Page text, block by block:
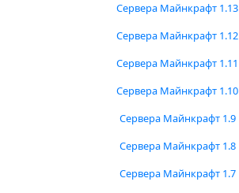
Сервера Майнкрафт 1.13
Сервера Майнкрафт 1.12
Сервера Майнкрафт 1.11
Сервера Майнкрафт 1.10
Сервера Майнкрафт 1.9
Сервера Майнкрафт 1.8
Сервера Майнкрафт 1.7